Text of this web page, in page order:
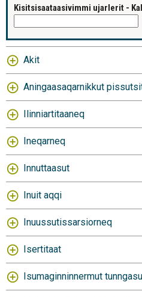
Kisitsisaataasivimmi ujarlerit -
Akit
Aningaasaqarnikkut
Ilinniartitaaneq
Ineqarneq
Innuttaasut
Inuit aqqi
Inuussutissarsiorneq
Isertitaat
Isumaginninnermut